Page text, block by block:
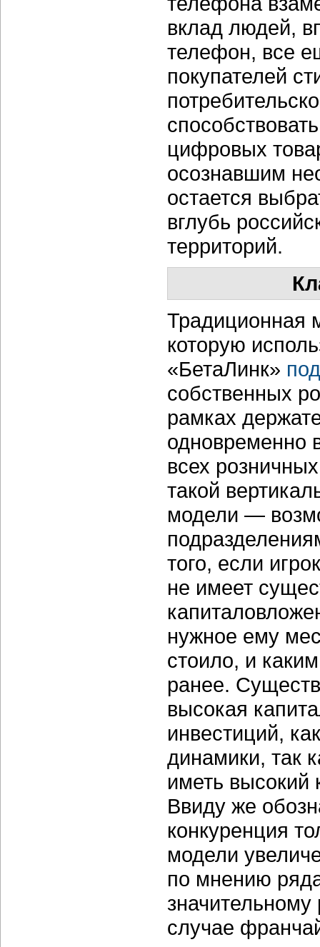
вклад людей,
телефон, все
покупателей
цифровых
осознавшим
остается
вглубь
территорий.
Традиционная
которую
«БетаЛинк»
собственных
рамках
одновременно
всех
такой
модели —
того, если
не имеет
нужное ему
стоило, и
ранее.
высокая
инвестиций,
динамики, так
иметь высокий
Ввиду же
конкуренция
модели
по мнению
случае